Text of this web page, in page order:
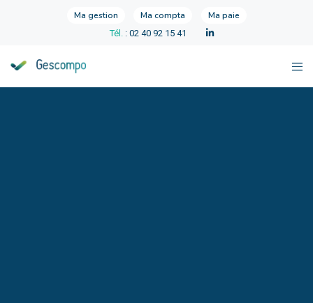
Ma gestion Ma compta Ma paie
Tél. : 02 40 92 15 41